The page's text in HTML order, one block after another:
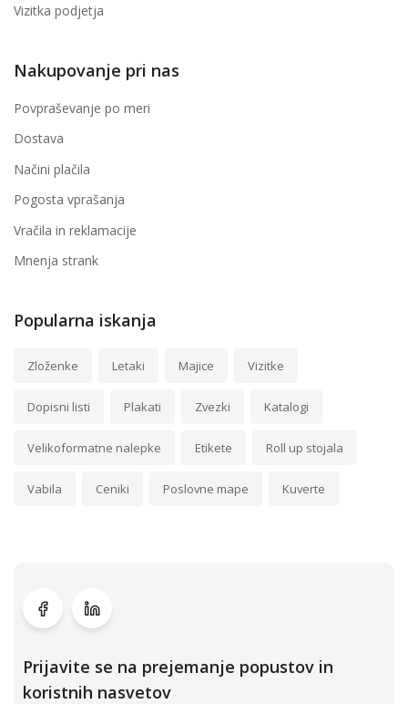
Vizitka podjetja
Nakupovanje pri nas
Povpraševanje po meri
Dostava
Načini plačila
Pogosta vprašanja
Vračila in reklamacije
Mnenja strank
Popularna iskanja
Zloženke Letaki Majice Vizitke
Dopisni listi Plakati Zvezki Katalogi
Velikoformatne nalepke Etikete Roll up stojala
Vabila Ceniki Poslovne mape Kuverte
Prijavite se na prejemanje popustov in
koristnih nasvetov